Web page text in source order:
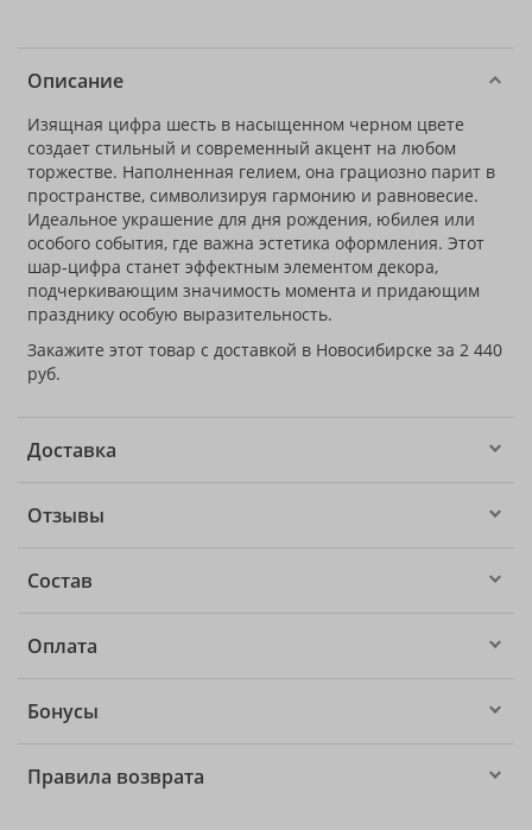
Описание
Изящная цифра шесть в насыщенном черном цвете
создает стильный и современный акцент на любом
торжестве. Наполненная гелием, она грациозно парит в
пространстве, символизируя гармонию и равновесие.
Идеальное украшение для дня рождения, юбилея или
особого события, где важна эстетика оформления. Этот
шар-цифра станет эффектным элементом декора,
подчеркивающим значимость момента и придающим
празднику особую выразительность.
Закажите этот товар с доставкой в Новосибирске за 2 440
руб.
Доставка
Отзывы
Состав
Оплата
Бонусы
Правила возврата